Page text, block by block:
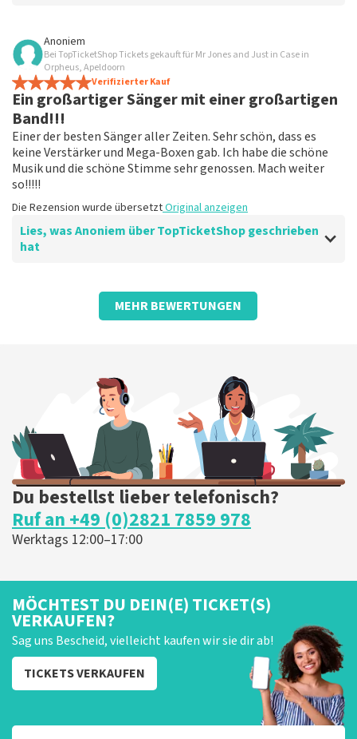
Bewertung von Anoniem über
Nun
Die Rezension wurde übersetzt
Anoniem
Bei TopTicketShop Tickets gekauft für Mr Jones and Just in Case in
Orpheus, Apeldoorn
Verifizierter Kauf
Ein großartiger Sänger mit einer großartigen
Band!!!
Einer der besten Sänger aller Zeiten. Sehr schön, dass es
keine Verstärker und Mega-Boxen gab. Ich habe die schöne
Musik und die schöne Stimme sehr genossen. Mach weiter
so!!!!!
Die Rezension wurde übersetztOriginal anzeigen
Lies, was Anoniem über TopTicketShop geschrieben
hat
Bewertung von Anoniem überTopTicketShop
Preis-/Leistungsverhältnis.
teuer, aber gutes Preis-Leistungs-Verhältnis.
Die Rezension wurde übersetzt Original anzeigen
MEHR BEWERTUNGEN
Du bestellst lieber telefonisch?
Ruf an +49 (0)2821 7859 978
Werktags 12:00–17:00
MÖCHTEST DU DEIN(E) TICKET(S)
VERKAUFEN?
Sag uns Bescheid, vielleicht kaufen wir sie dir ab!
TICKETS VERKAUFEN